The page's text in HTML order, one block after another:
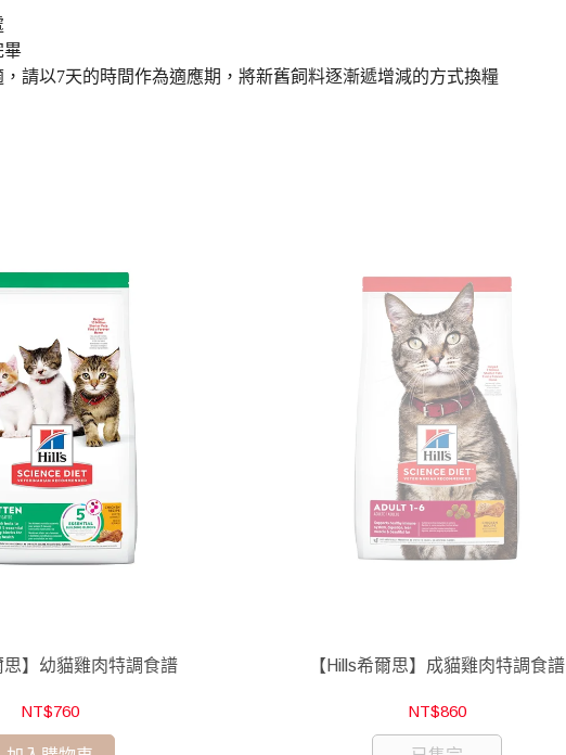
畢
請以7天的時間作為適應期，將新舊飼料逐漸遞增減的方式換糧
思】幼貓雞肉特調食譜
NT$760
【Hills希爾思】成貓雞肉特調食譜
NT$860